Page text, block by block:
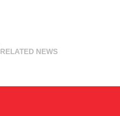
RELATED NEWS